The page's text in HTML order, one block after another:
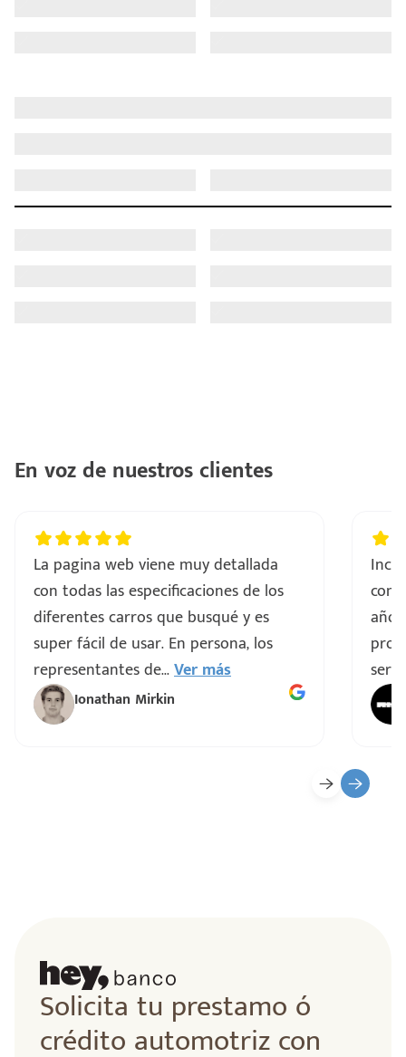
En voz de nuestros clientes
La pagina web viene muy detallada
con todas las especificaciones de los
diferentes carros que busqué y es
super fácil de usar. En persona, los
representantes de...Ver más
Ionathan Mirkin
Solicita tu prestamo ó
crédito automotriz con